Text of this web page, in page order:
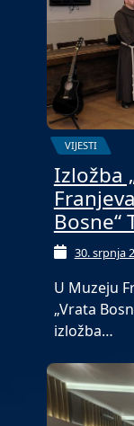
VIJESTI
Izložba
Bosne“
30. srpnja
U Muzeju
„Vrata
izložba…